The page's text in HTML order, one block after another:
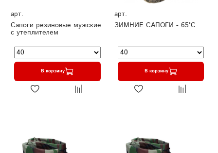
арт.
Сапоги резиновые мужские
с утеплителем
В корзину
арт.
ЗИМНИЕ САПОГИ - 65°C
В корзину